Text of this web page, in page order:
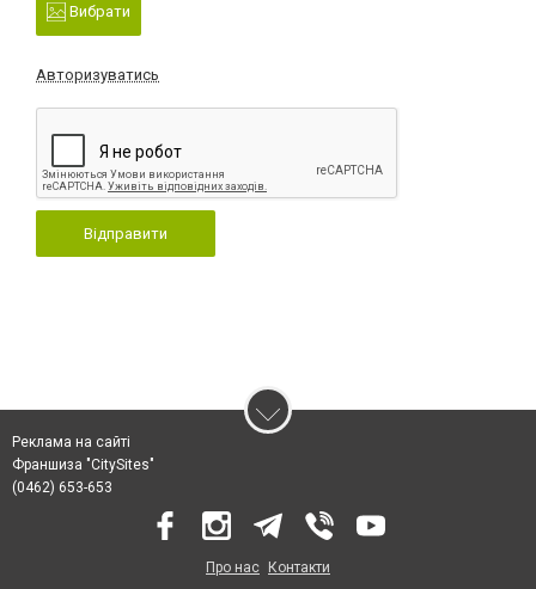
Вибрати
Авторизуватись
Відправити
Реклама на сайті
Франшиза "CitySites"
(0462) 653-653
Про нас Контакти